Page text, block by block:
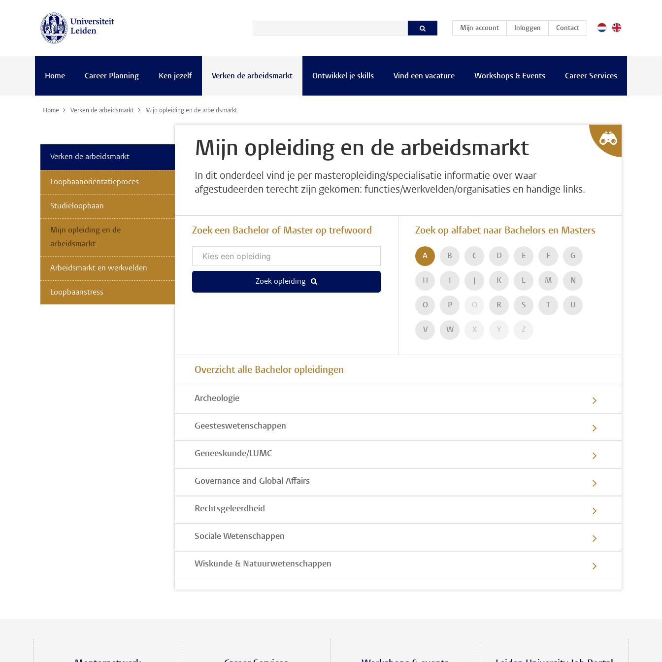
Mijn account(current)Inloggen Contact
Home Career Planning Ken jezelf Verken de arbeidsmarkt Ontwikkel je skills Vind een vacature Workshops & Events Career Services
Home Verken de arbeidsmarkt Mijn opleiding en de arbeidsmarkt
Mijn opleiding en de arbeidsmarkt
In dit onderdeel vind je per masteropleiding/specialisatie informatie over waar
afgestudeerden terecht zijn gekomen: functies/werkvelden/organisaties en handige links.
Zoek een Bachelor of Master op trefwoord
Zoek opleiding
Zoek op alfabet naar Bachelors en Masters
A B C D E F G
H K L M N
O P Q R S U
V W X Y Z
Overzicht alle Bachelor opleidingen
Archeologie
Geesteswetenschappen
Geneeskunde/LUMC
Governance and Global Affairs
Rechtsgeleerdheid
Sociale Wetenschappen
Wiskunde & Natuurwetenschappen
Verken de arbeidsmarkt
Loopbaanoriëntatieproces
Studieloopbaan
Mijn opleiding en de
arbeidsmarkt
Arbeidsmarkt en werkvelden
Loopbaanstress